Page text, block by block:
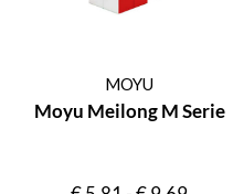
MOYU
Moyu Meilong M Serie